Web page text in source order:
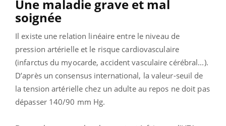
Une maladie grave et mal
soignée
Il existe une relation linéaire entre le niveau de
pression artérielle et le risque cardiovasculaire
(infarctus du myocarde, accident vasculaire cérébral...).
D’après un consensus international, la valeur-seuil de
la tension artérielle chez un adulte au repos ne doit pas
dépasser 140/90 mm Hg.